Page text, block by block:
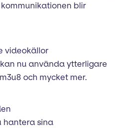
blir
videokällor
nu använda ytterligare
och mycket mer.
hantera sina